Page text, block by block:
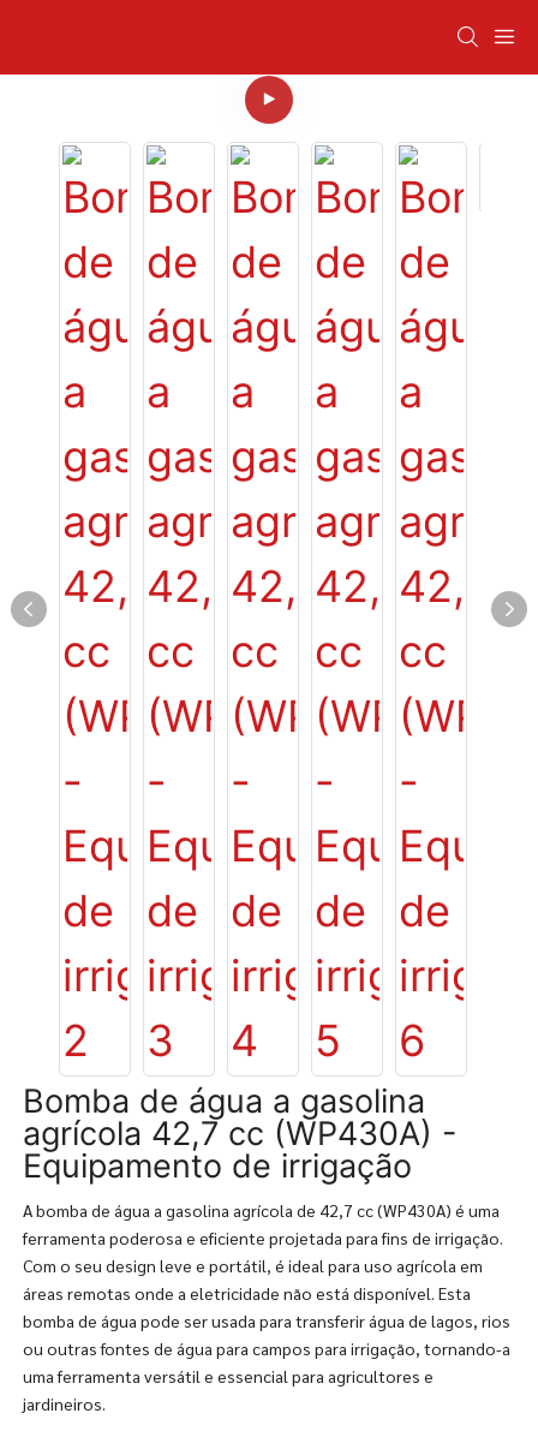
Bomba de água a gasolina
agrícola 42,7 cc (WP430A) -
Equipamento de irrigação
A bomba de água a gasolina agrícola de 42,7 cc (WP430A) é uma
ferramenta poderosa e eficiente projetada para fins de irrigação.
Com o seu design leve e portátil, é ideal para uso agrícola em
áreas remotas onde a eletricidade não está disponível. Esta
bomba de água pode ser usada para transferir água de lagos, rios
ou outras fontes de água para campos para irrigação, tornando-a
uma ferramenta versátil e essencial para agricultores e
jardineiros.